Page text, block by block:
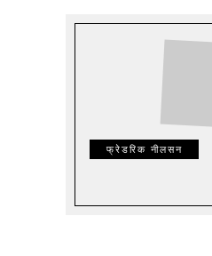
फ्रेडरिक नीलसन